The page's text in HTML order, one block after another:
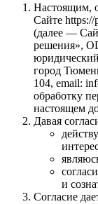
Настоящим,
Сайте https://
(далее —
решения»,
город
104, email:
обработку
настоящем
Давая
и
Согласие